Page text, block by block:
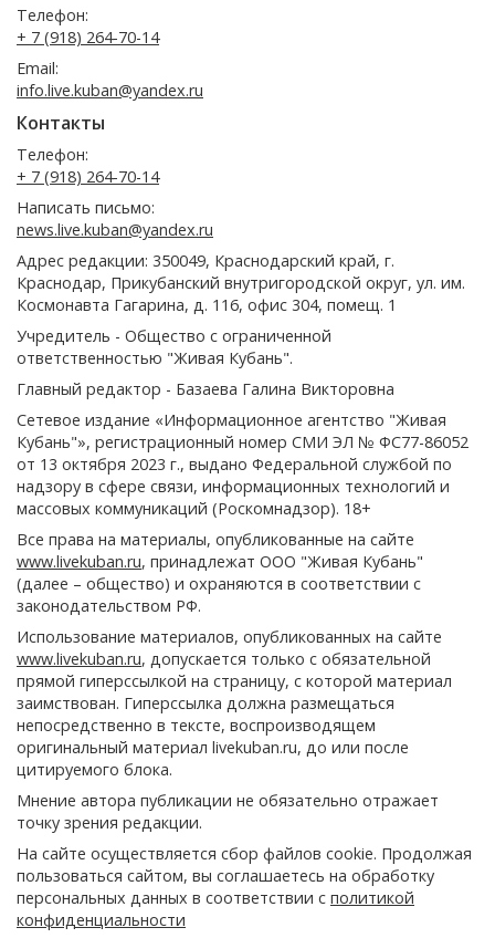
Телефон:
+ 7 (918) 264-70-14
Email:
info.live.kuban@yandex.ru
Контакты
Телефон:
+ 7 (918) 264-70-14
Написать письмо:
news.live.kuban@yandex.ru
Адрес редакции: 350049, Краснодарский край, г.
Краснодар, Прикубанский внутригородской округ, ул. им.
Космонавта Гагарина, д. 116, офис 304, помещ. 1
Учредитель - Общество с ограниченной
ответственностью "Живая Кубань".
Главный редактор - Базаева Галина Викторовна
Сетевое издание «Информационное агентство "Живая
Кубань"», регистрационный номер СМИ ЭЛ № ФС77-86052
от 13 октября 2023 г., выдано Федеральной службой по
надзору в сфере связи, информационных технологий и
массовых коммуникаций (Роскомнадзор). 18+
Все права на материалы, опубликованные на сайте
www.livekuban.ru, принадлежат ООО "Живая Кубань"
(далее – общество) и охраняются в соответствии с
законодательством РФ.
Использование материалов, опубликованных на сайте
www.livekuban.ru, допускается только с обязательной
прямой гиперссылкой на страницу, с которой материал
заимствован. Гиперссылка должна размещаться
непосредственно в тексте, воспроизводящем
оригинальный материал livekuban.ru, до или после
цитируемого блока.
Мнение автора публикации не обязательно отражает
точку зрения редакции.
На сайте осуществляется сбор файлов cookie. Продолжая
пользоваться сайтом, вы соглашаетесь на обработку
персональных данных в соответствии с политикой
конфиденциальности